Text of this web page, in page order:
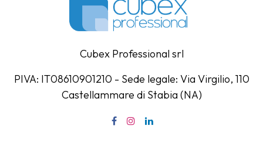
Cubex Professional srl
PIVA: IT08610901210 - Sede legale: Via Virgilio, 110
Castellammare di Stabia (NA)